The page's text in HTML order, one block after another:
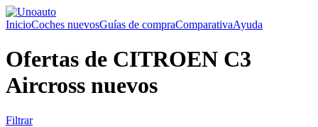
InicioCoches nuevosGuías de compraComparativaAyuda
Ofertas de CITROEN C3
Aircross nuevos
Filtrar